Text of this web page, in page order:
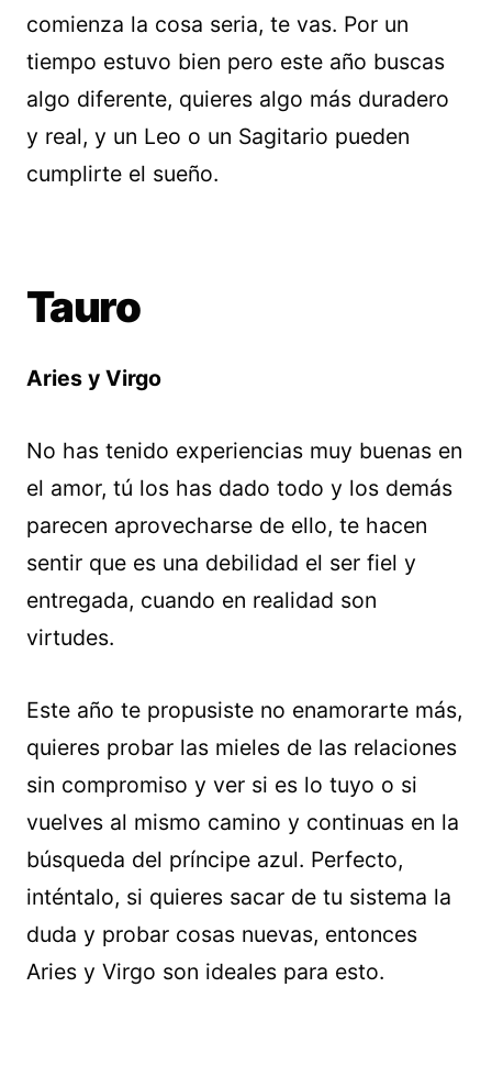
comienza la cosa seria, te vas. Por un
tiempo estuvo bien pero este año buscas
algo diferente, quieres algo más duradero
y real, y un Leo o un Sagitario pueden
cumplirte el sueño.
Tauro
Aries y Virgo
No has tenido experiencias muy buenas en
el amor, tú los has dado todo y los demás
parecen aprovecharse de ello, te hacen
sentir que es una debilidad el ser fiel y
entregada, cuando en realidad son
virtudes.
Este año te propusiste no enamorarte más,
quieres probar las mieles de las relaciones
sin compromiso y ver si es lo tuyo o si
vuelves al mismo camino y continuas en la
búsqueda del príncipe azul. Perfecto,
inténtalo, si quieres sacar de tu sistema la
duda y probar cosas nuevas, entonces
Aries y Virgo son ideales para esto.